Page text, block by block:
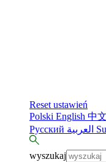
Reset ustawień
Polski English 中文
Русский
wyszukaj